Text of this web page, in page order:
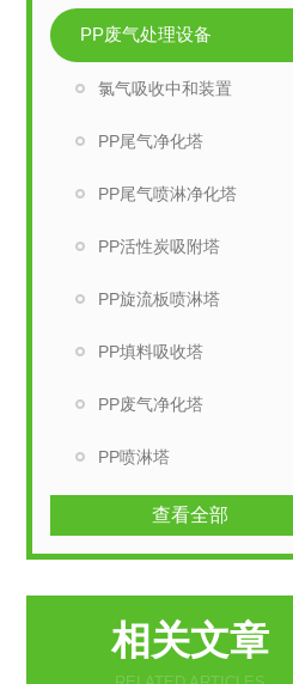
PP废气处理设备
氯气吸收中和装置
PP尾气净化塔
PP尾气喷淋净化塔
PP活性炭吸附塔
PP旋流板喷淋塔
PP填料吸收塔
PP废气净化塔
PP喷淋塔
查看全部
相关文章